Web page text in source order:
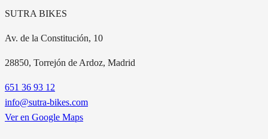
SUTRA BIKES
Av. de la Constitución, 10
28850, Torrejón de Ardoz, Madrid
651 36 93 12
info@sutra-bikes.com
Ver en Google Maps